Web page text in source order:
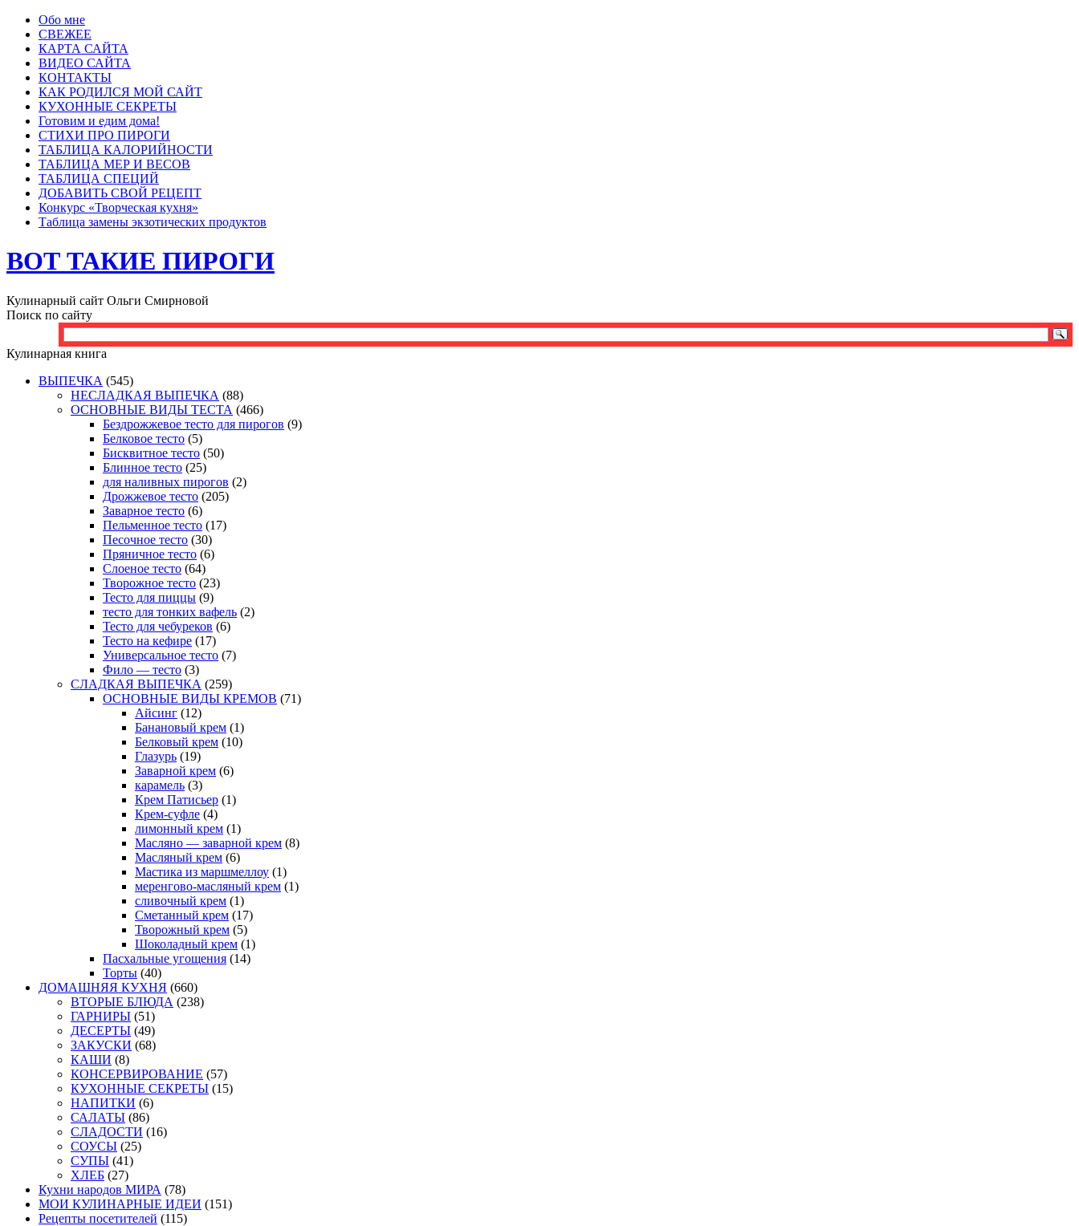
Обо мне
СВЕЖЕЕ
КАРТА САЙТА
ВИДЕО САЙТА
КОНТАКТЫ
КАК РОДИЛСЯ МОЙ САЙТ
КУХОННЫЕ СЕКРЕТЫ
Готовим и едим дома!
СТИХИ ПРО ПИРОГИ
ТАБЛИЦА КАЛОРИЙНОСТИ
ТАБЛИЦА МЕР И ВЕСОВ
ТАБЛИЦА СПЕЦИЙ
ДОБАВИТЬ СВОЙ РЕЦЕПТ
Конкурс «Творческая кухня»
Таблица замены экзотических продуктов
ВОТ ТАКИЕ ПИРОГИ
Кулинарный сайт Ольги Смирновой
Поиск по сайту
Кулинарная книга
ВЫПЕЧКА (545)
НЕСЛАДКАЯ ВЫПЕЧКА (88)
ОСНОВНЫЕ ВИДЫ ТЕСТА (466)
Бездрожжевое тесто для пирогов (9)
Белковое тесто (5)
Бисквитное тесто (50)
Блинное тесто (25)
для наливных пирогов (2)
Дрожжевое тесто (205)
Заварное тесто (6)
Пельменное тесто (17)
Песочное тесто (30)
Пряничное тесто (6)
Слоеное тесто (64)
Творожное тесто (23)
Тесто для пиццы (9)
тесто для тонких вафель (2)
Тесто для чебуреков (6)
Тесто на кефире (17)
Универсальное тесто (7)
Фило — тесто (3)
СЛАДКАЯ ВЫПЕЧКА (259)
ОСНОВНЫЕ ВИДЫ КРЕМОВ (71)
Айсинг (12)
Банановый крем (1)
Белковый крем (10)
Глазурь (19)
Заварной крем (6)
карамель (3)
Крем Патисьер (1)
Крем-суфле (4)
лимонный крем (1)
Масляно — заварной крем (8)
Масляный крем (6)
Мастика из маршмеллоу (1)
меренгово-масляный крем (1)
сливочный крем (1)
Сметанный крем (17)
Творожный крем (5)
Шоколадный крем (1)
Пасхальные угощения (14)
Торты (40)
ДОМАШНЯЯ КУХНЯ (660)
ВТОРЫЕ БЛЮДА (238)
ГАРНИРЫ (51)
ДЕСЕРТЫ (49)
ЗАКУСКИ (68)
КАШИ (8)
КОНСЕРВИРОВАНИЕ (57)
КУХОННЫЕ СЕКРЕТЫ (15)
НАПИТКИ (6)
САЛАТЫ (86)
СЛАДОСТИ (16)
СОУСЫ (25)
СУПЫ (41)
ХЛЕБ (27)
Кухни народов МИРА (78)
МОИ КУЛИНАРНЫЕ ИДЕИ (151)
Рецепты посетителей (115)